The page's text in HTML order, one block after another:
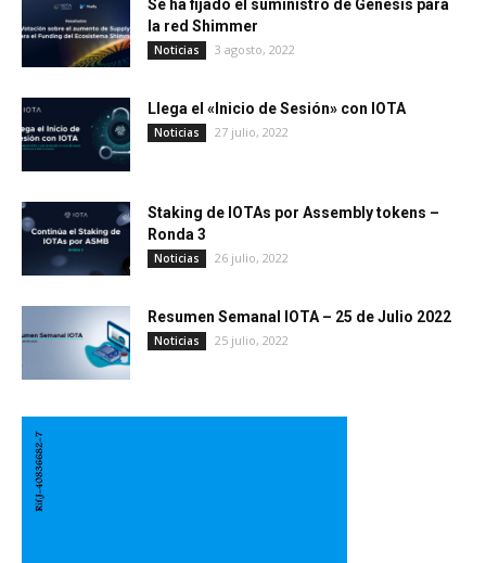
Se ha fijado el suministro de Génesis para
la red Shimmer
Noticias 3 agosto, 2022
Llega el «Inicio de Sesión» con IOTA
Noticias 27 julio, 2022
Staking de IOTAs por Assembly tokens –
Ronda 3
Noticias 26 julio, 2022
Resumen Semanal IOTA – 25 de Julio 2022
Noticias 25 julio, 2022